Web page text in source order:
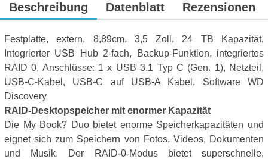
Beschreibung Datenblatt Rezensionen
Festplatte, extern, 8,89cm, 3,5 Zoll, 24 TB Kapazität,
Integrierter USB Hub 2-fach, Backup-Funktion, integriertes
RAID 0, Anschlüsse: 1 x USB 3.1 Typ C (Gen. 1), Netzteil,
USB-C-Kabel, USB-C auf USB-A Kabel, Software WD
Discovery
RAID-Desktopspeicher mit enormer Kapazität
Die My Book? Duo bietet enorme Speicherkapazitäten und
eignet sich zum Speichern von Fotos, Videos, Dokumenten
und Musik. Der RAID-0-Modus bietet superschnelle,